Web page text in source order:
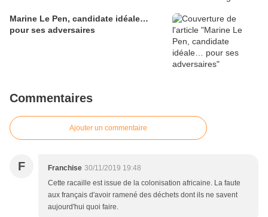
Marine Le Pen, candidate idéale…
pour ses adversaires
Commentaires
Ajouter un commentaire
F Franchise 30/11/2019 19:48
Cette racaille est issue de la colonisation africaine. La faute
aux français d'avoir ramené des déchets dont ils ne savent
aujourd'hui quoi faire.